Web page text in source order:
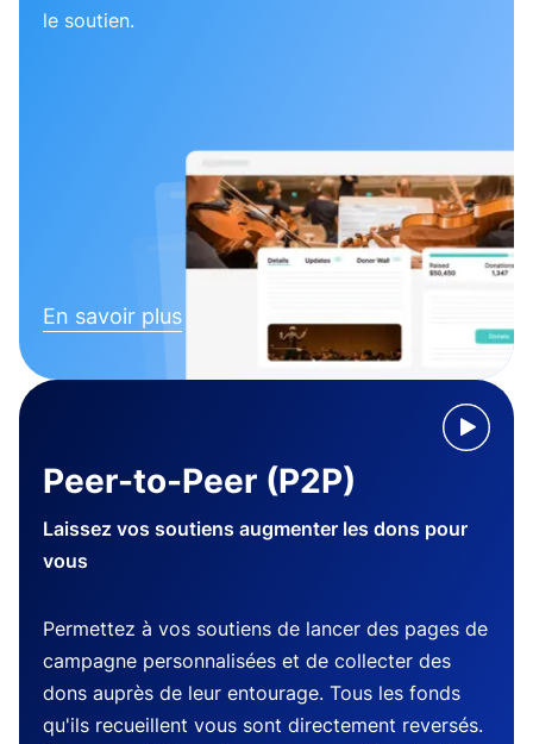
le soutien.
En savoir plus
Peer-to-Peer (P2P)
Laissez vos soutiens augmenter les dons pour
vous
Permettez à vos soutiens de lancer des pages de
campagne personnalisées et de collecter des
dons auprès de leur entourage. Tous les fonds
qu'ils recueillent vous sont directement reversés.